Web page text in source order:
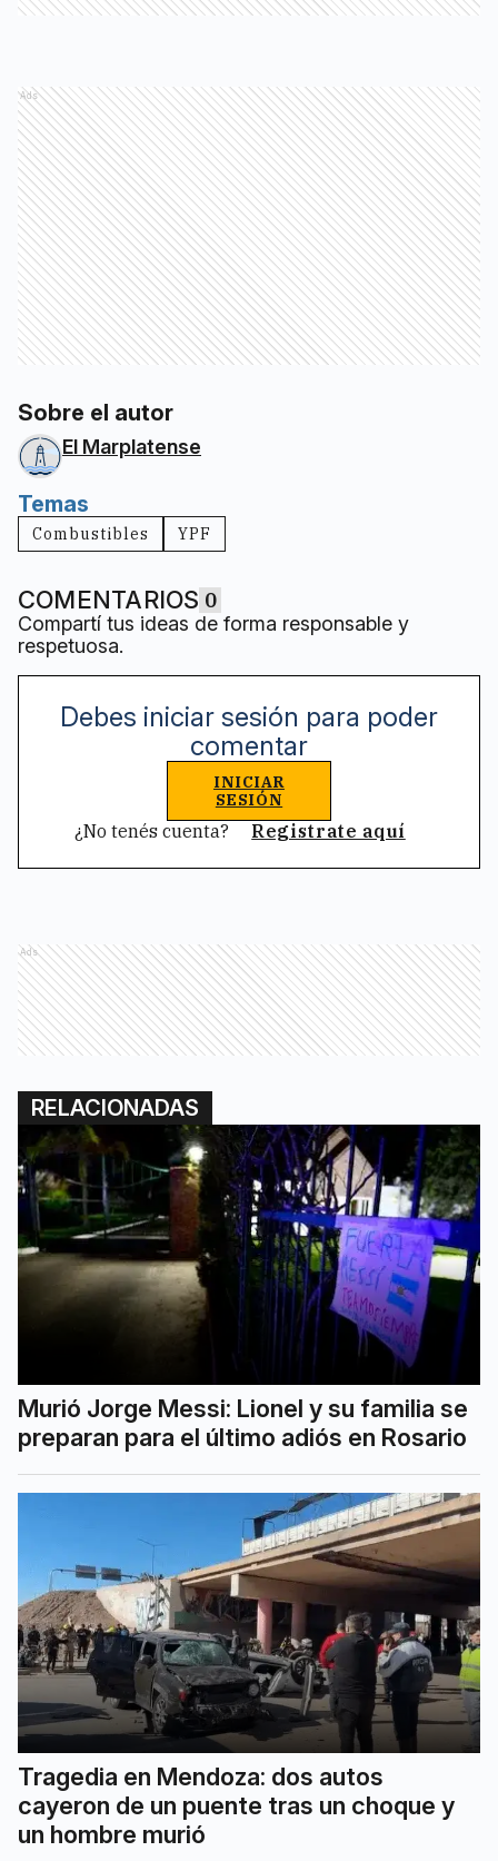
Ads
Sobre el autor
El Marplatense
Temas
Combustibles YPF
COMENTARIOS 0
Compartí tus ideas de forma responsable y
respetuosa.
Debes iniciar sesión para poder
comentar
INICIAR
SESIÓN
¿No tenés cuenta? Registrate aquí
Ads
RELACIONADAS
Murió Jorge Messi: Lionel y su familia se
preparan para el último adiós en Rosario
Tragedia en Mendoza: dos autos
cayeron de un puente tras un choque y
un hombre murió